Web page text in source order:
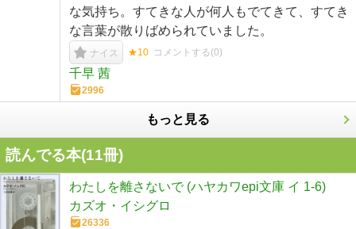
な気持ち。すてきな人が何人もでてきて、すてき
な言葉が散りばめられていました。
ナイス ★10 コメントする(0)
千早 茜
2996
もっと見る
読んでる本(11冊)
わたしを離さないで (ハヤカワepi文庫 イ 1-6)
カズオ・イシグロ
26336